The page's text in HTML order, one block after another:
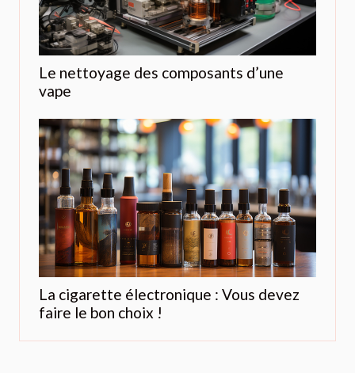
Le nettoyage des composants d’une
vape
La cigarette électronique : Vous devez
faire le bon choix !